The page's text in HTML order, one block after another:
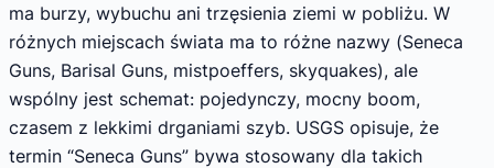
ma burzy, wybuchu ani trzęsienia ziemi w pobliżu. W
różnych miejscach świata ma to różne nazwy (Seneca
Guns, Barisal Guns, mistpoeffers, skyquakes), ale
wspólny jest schemat: pojedynczy, mocny boom,
czasem z lekkimi drganiami szyb. USGS opisuje, że
termin “Seneca Guns” bywa stosowany dla takich